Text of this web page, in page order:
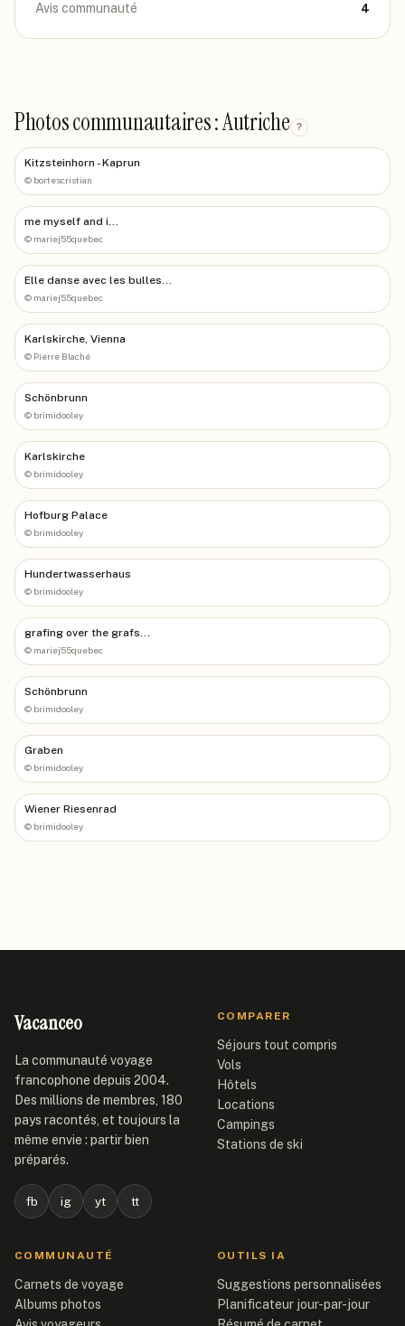
Avis communauté 4
Photos communautaires : Autriche ?
Kitzsteinhorn - Kaprun
© bortescristian
me myself and i...
© mariej55quebec
Elle danse avec les bulles...
© mariej55quebec
Karlskirche, Vienna
© Pierre Blaché
Schönbrunn
© brimidooley
Karlskirche
© brimidooley
Hofburg Palace
© brimidooley
Hundertwasserhaus
© brimidooley
grafing over the grafs...
© mariej55quebec
Schönbrunn
© brimidooley
Graben
© brimidooley
Wiener Riesenrad
© brimidooley
Vacanceo
La communauté voyage
francophone depuis 2004.
Des millions de membres, 180
pays racontés, et toujours la
même envie : partir bien
préparés.
fb ig yt tt
COMPARER
Séjours tout compris
Vols
Hôtels
Locations
Campings
Stations de ski
COMMUNAUTÉ
Carnets de voyage
Albums photos
OUTILS IA
Suggestions personnalisées
Planificateur jour-par-jour